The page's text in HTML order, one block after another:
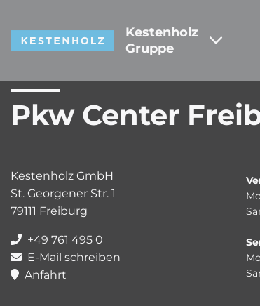
Kestenholz
Gruppe
Pkw Center
Kestenholz GmbH
St. Georgener Str. 1
79111 Freiburg
+49 761 495 0
E-Mail schreiben
Anfahrt